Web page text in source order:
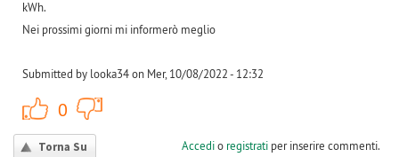
kWh.
Nei prossimi giorni mi informerò meglio
Submitted by looka34 on Mer, 10/08/2022 - 12:32
0
Torna Su Accedio registratiper inserire commenti.